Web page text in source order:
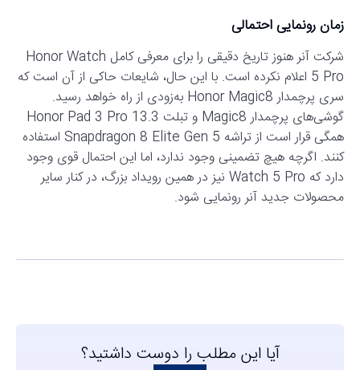
زمان رونمایی احتمالی
شرکت آنر هنوز تاریخ دقیقی را برای معرفی کامل Honor Watch
5 Pro اعلام نکرده است. با این حال، شایعات حاکی از آن است که
سری پرچمدار Honor Magic8 به‌زودی از راه خواهد رسید.
گوشی‌های پرچمدار Magic8 و تبلت Honor Pad 3 Pro 13.3
همگی قرار است از تراشه Snapdragon 8 Elite Gen 5 استفاده
کنند. اگرچه هیچ تضمینی وجود ندارد، اما این احتمال قوی وجود
دارد که Watch 5 Pro نیز در همین رویداد بزرگ، در کنار سایر
محصولات جدید آنر رونمایی شود.
آیا این مطلب را دوست داشتید؟